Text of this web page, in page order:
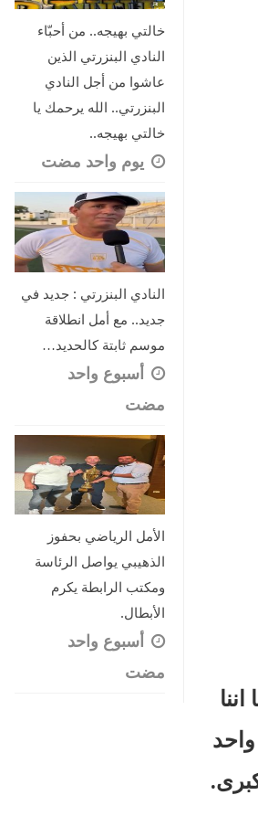
خالتي بهيجه.. من أحبّاء
النادي البنزرتي الذين
عاشوا من أجل النادي
البنزرتي.. الله يرحمك يا
خالتي بهيجه..
‏يوم واحد مضت
النادي البنزرتي : جديد في
جديد.. مع أمل انطلاقة
موسم ثابتة كالحديد…
‏أسبوع واحد
مضت
الأمل الرياضي بحفوز
الذهيبي يواصل الرئاسة
ومكتب الرابطة يكرم
الأبطال.
‏أسبوع واحد
مضت